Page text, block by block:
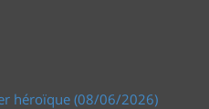
héroïque (08/06/2026)